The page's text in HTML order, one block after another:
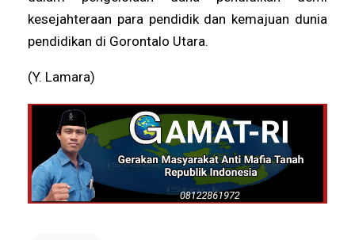
kesejahteraan para pendidik dan kemajuan dunia
pendidikan di Gorontalo Utara.
(Y. Lamara)